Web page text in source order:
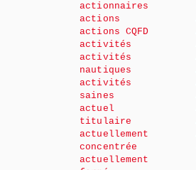
actionnaires
actions
actions CQFD
activités
activités
nautiques
activités
saines
actuel
titulaire
actuellement
concentrée
actuellement